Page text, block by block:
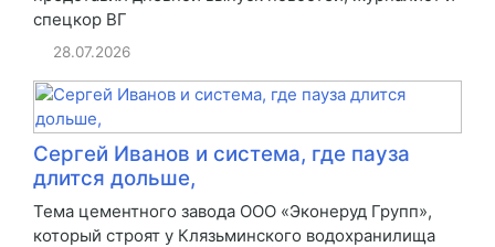
спецкор ВГ
28.07.2026
Сергей Иванов и система, где пауза
длится дольше,
Тема цементного завода ООО «Эконеруд Групп»,
который строят у Клязьминского водохранилища